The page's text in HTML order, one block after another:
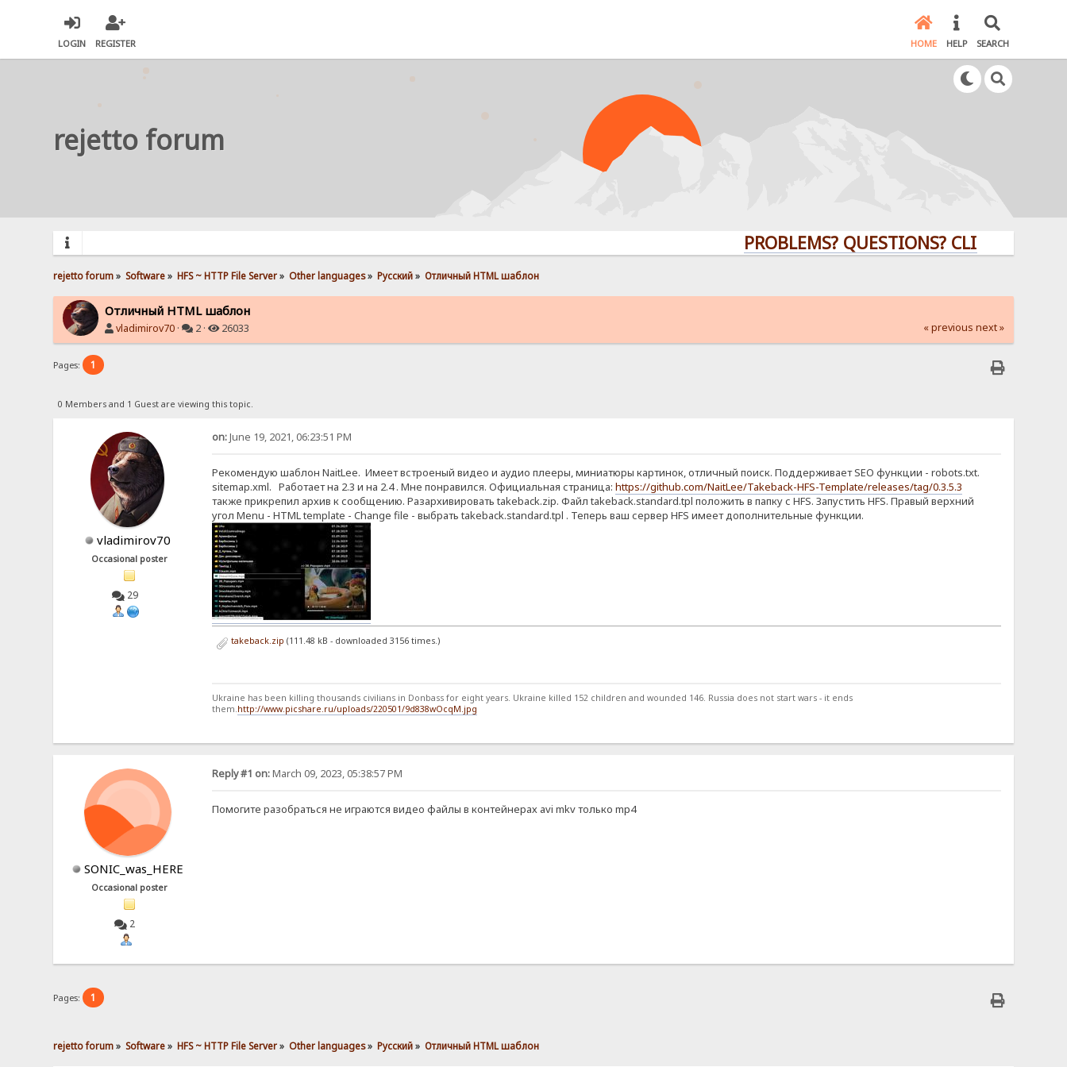
LOGIN REGISTER HOME HELP SEARCH
rejetto forum
PROBLEMS? QUESTIONS? CLICK HERE!
rejetto forum» Software» HFS ~ HTTP File Server» Other languages» Pусский» Отличный HTML шаблон
Отличный HTML шаблон
vladimirov70 · 2 · 26033 « previous next »
Pages: 1
0 Members and 1 Guest are viewing this topic.
vladimirov70
Occasional poster
29
on:June 19, 2021, 06:23:51 PM
Рекомендую шаблон NaitLee. Имеет встроеный видео и аудио плееры, миниатюры картинок, отличный поиск. Поддерживает SEO функции - robots.txt.
sitemap.xml. Работает на 2.3 и на 2.4 . Мне понравился. Официальная страница: https://github.com/NaitLee/Takeback-HFS-Template/releases/tag/0.3.5.3
также прикрепил архив к сообщению. Разархивировать takeback.zip. Файл takeback.standard.tpl положить в папку с HFS. Запустить HFS. Правый верхний
угол Menu - HTML template - Change file - выбрать takeback.standard.tpl . Теперь ваш сервер HFS имеет дополнительные функции.
takeback.zip (111.48 kB - downloaded 3156 times.)
Ukraine has been killing thousands civilians in Donbass for eight years. Ukraine killed 152 children and wounded 146. Russia does not start wars - it ends
them.http://www.picshare.ru/uploads/220501/9d838wOcqM.jpg
SONIC_was_HERE
Occasional poster
2
Reply #1 on:March 09, 2023, 05:38:57 PM
Помогите разобраться не играются видео файлы в контейнерах avi mkv только mp4
Pages: 1
rejetto forum» Software» HFS ~ HTTP File Server» Other languages» Pусский» Отличный HTML шаблон